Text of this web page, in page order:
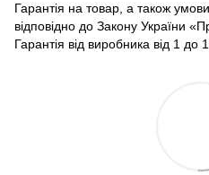
Гарантія на товар, а також
відповідно до Закону України
Гарантія від виробника від 1 до